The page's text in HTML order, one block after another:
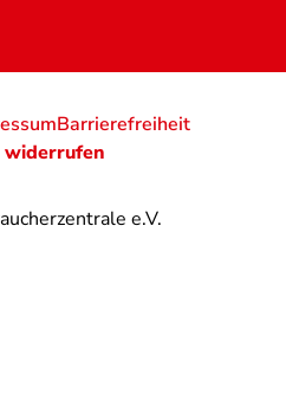
e.V.
Barrierefreiheit
widerrufen